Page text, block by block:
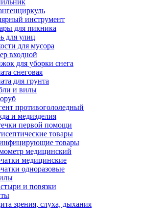
инструмент
для пикника
для улиц
для мусора
входной
для уборки снега
снеговая
для грунта
и вилы
противогололедный
и медизделия
первой помощи
товары
товары
медицинский
медицинские
одноразовые
и повязки
зрения, слуха, дыхания